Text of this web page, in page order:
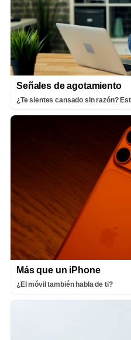
Señales de agotamiento
¿Te sientes cansado sin razón?
Más que un iPhone
¿El móvil también habla de ti?